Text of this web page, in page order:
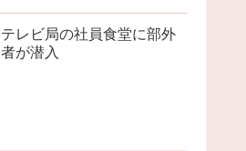
テレビ局の社員食堂に部外
者が潜入